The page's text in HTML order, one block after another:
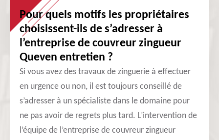
Pour quels motifs les propriétaires
choisissent-ils de s’adresser à
l’entreprise de couvreur zingueur
Queven entretien ?
Si vous avez des travaux de zinguerie à effectuer
en urgence ou non, il est toujours conseillé de
s’adresser à un spécialiste dans le domaine pour
ne pas avoir de regrets plus tard. L’intervention de
l’équipe de l’entreprise de couvreur zingueur